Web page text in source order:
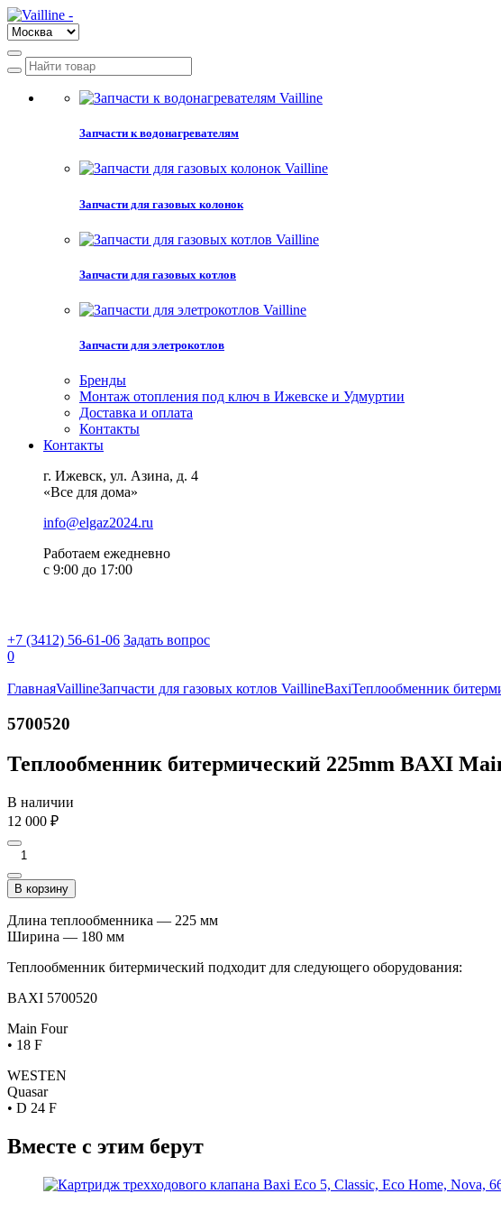
Запчасти к водонагревателям
Запчасти для газовых колонок
Запчасти для газовых котлов
Запчасти для элетрокотлов
Бренды
Монтаж отопления под ключ в Ижевске и Удмуртии
Доставка и оплата
Контакты
Контакты
г. Ижевск, ул. Азина, д. 4
«Все для дома»
info@elgaz2024.ru
Работаем eжедневно
с 9:00 до 17:00
+7 (3412) 56-61-06 Задать вопрос
0
ГлавнаяVaillineЗапчасти для газовых котлов VaillineBaxiТеплообменник
5700520
Теплообменник битермический 225mm BAXI
В наличии
12 000 ₽
В корзину
Длина теплообменника — 225 мм
Ширина — 180 мм
Теплообменник битермический подходит для следующего оборудования:
BAXI 5700520
Main Four
• 18 F
WESTEN
Quasar
• D 24 F
Вместе с этим берут